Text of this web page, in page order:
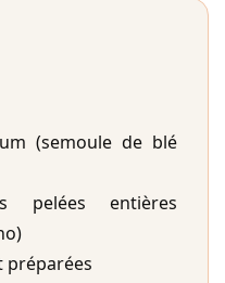
(semoule de blé
pelées entières
préparées